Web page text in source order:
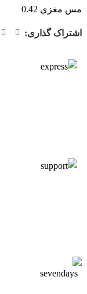
مس مغزی 0.42
اشتراک گذاری: